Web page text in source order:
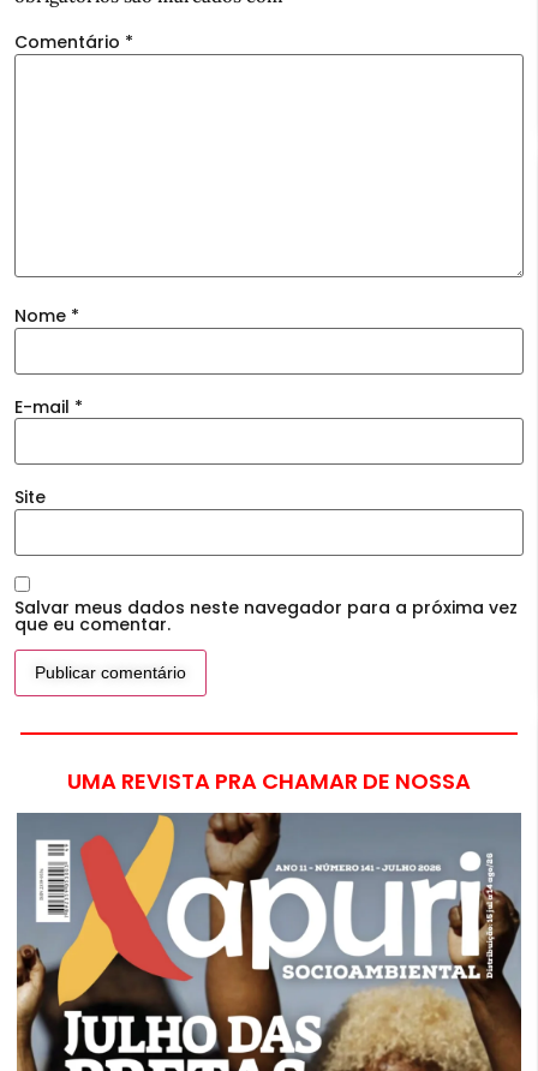
Comentário *
Nome *
E-mail *
Site
Salvar meus dados neste navegador para a próxima vez
que eu comentar.
UMA REVISTA PRA CHAMAR DE NOSSA